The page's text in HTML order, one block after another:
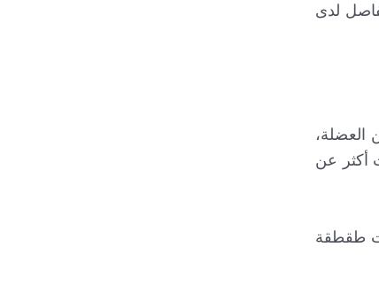
لدى
العضلة،
أكثر عن
طقطقة